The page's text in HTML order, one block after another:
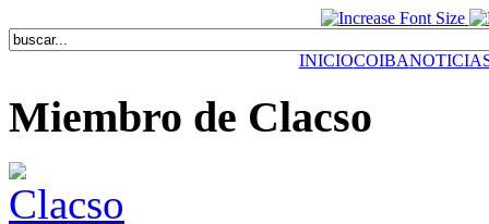
INICIOCOIBA
Miembro de Clacso